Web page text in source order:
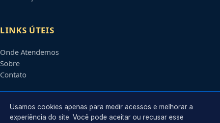
LINKS ÚTEIS
Onde Atendemos
Sobre
Contato
CONTATO
Usamos cookies apenas para medir acessos e melhorar a
experiência do site. Você pode aceitar ou recusar esse